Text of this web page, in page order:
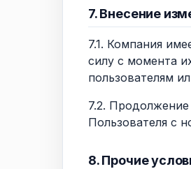
7. Внесение
7.1. Компания
силу с момента
пользователям
7.2. Продолжение
Пользователя с
8. Прочие